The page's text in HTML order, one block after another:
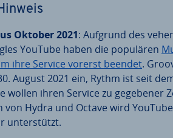
Oktober 2021: Aufgrund des
YouTube haben die populären
ihre Service vorerst beendet.
August 2021 ein, Rythm ist seit
wollen ihren Service zu gegebener
von Hydra und Octave wird
un­ter­stützt.